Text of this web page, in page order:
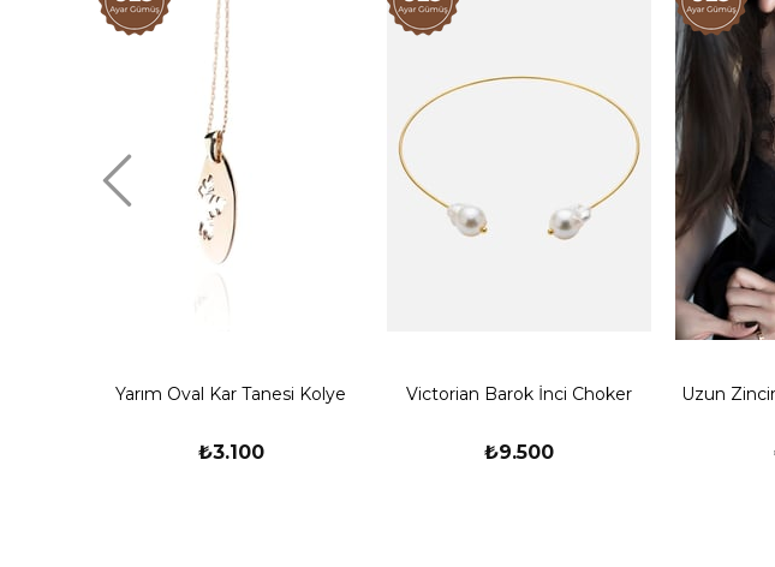
Yarım Oval Kar Tanesi Kolye
₺3.100
Victorian Barok İnci Choker
₺9.500
Uzun